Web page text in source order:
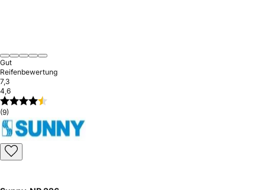
Gut
Reifenbewertung
7,3
4,6
(9)